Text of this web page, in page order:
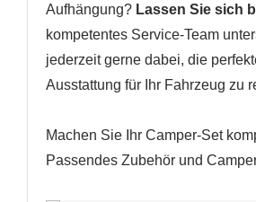
Aufhängung? Lassen Sie sich
kompetentes Service-Team
jederzeit gerne dabei, die
Ausstattung für Ihr Fahrzeug zu
Machen Sie Ihr Camper-Set
Passendes Zubehör und